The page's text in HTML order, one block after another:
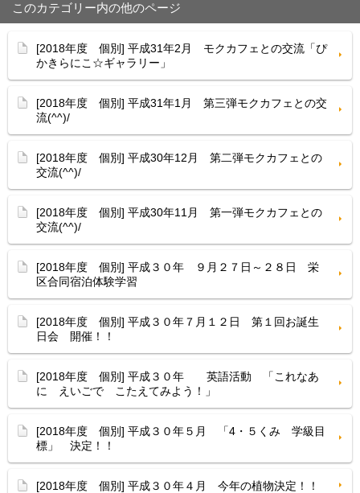
このカテゴリー内の他のページ
[2018年度 個別] 平成31年2月 モクカフェとの交流「ぴ
かきらにこ☆ギャラリー」
[2018年度 個別] 平成31年1月 第三弾モクカフェとの交
流(^^)/
[2018年度 個別] 平成30年12月 第二弾モクカフェとの
交流(^^)/
[2018年度 個別] 平成30年11月 第一弾モクカフェとの
交流(^^)/
[2018年度 個別] 平成３０年 ９月２７日～２８日 栄
区合同宿泊体験学習
[2018年度 個別] 平成３０年７月１２日 第１回お誕生
日会 開催！！
[2018年度 個別] 平成３０年 英語活動 「これなあ
に えいごで こたえてみよう！」
[2018年度 個別] 平成３０年５月 「4・５くみ 学級目
標」 決定！！
[2018年度 個別] 平成３０年４月 今年の植物決定！！